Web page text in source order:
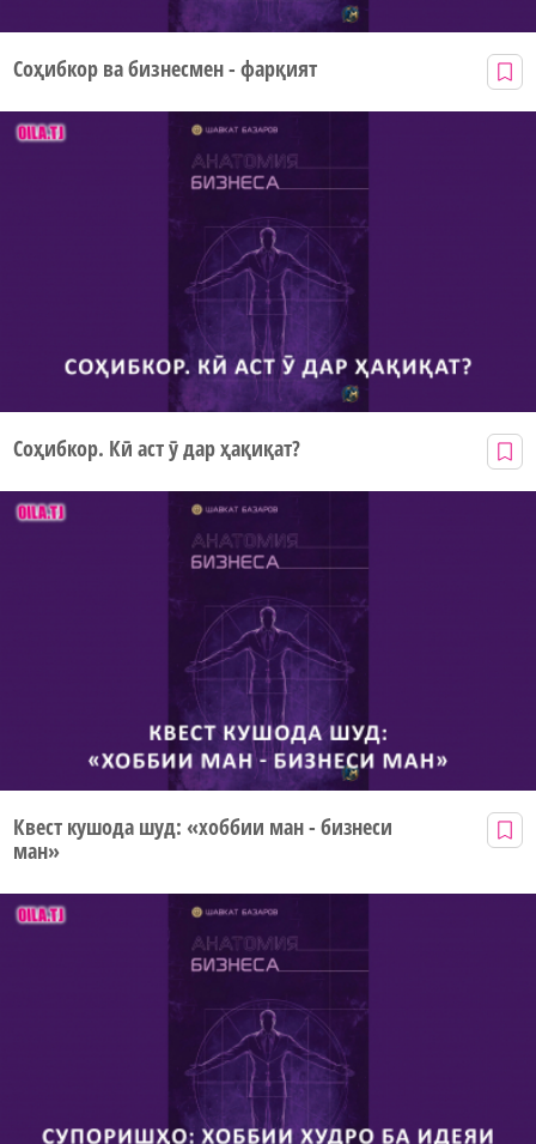
Соҳибкор ва бизнесмен - фарқият
Соҳибкор. Кӣ аст ӯ дар ҳақиқат?
Квест кушода шуд: «хоббии ман - бизнеси
ман»